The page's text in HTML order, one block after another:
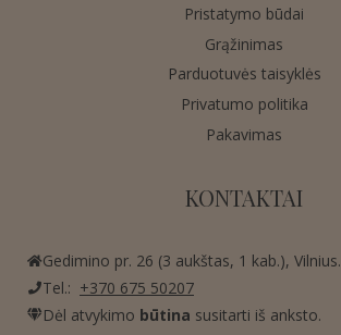
Pristatymo būdai
Grąžinimas
Parduotuvės taisyklės
Privatumo politika
Pakavimas
KONTAKTAI
Gedimino pr. 26 (3 aukštas, 1 kab.), Vilnius.
Tel.: +370 675 50207
Dėl atvykimo būtina susitarti iš anksto.